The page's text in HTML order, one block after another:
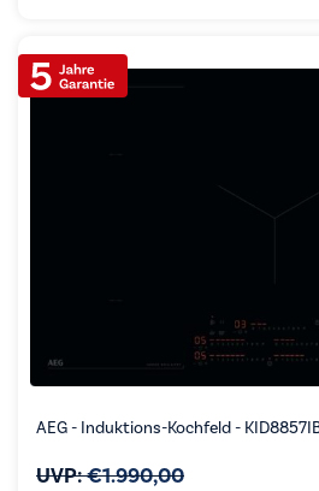
AEG - Induktions-Kochfeld -
UVP:€1.990,00